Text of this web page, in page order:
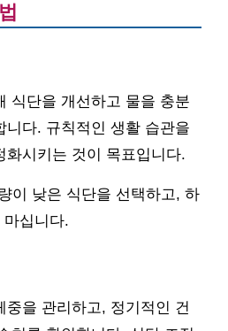
식단을 개선하고 물을 충분
니다. 규칙적인 생활 습관을
화시키는 것이 목표입니다.
이 낮은 식단을 선택하고, 하
십니다.
중을 관리하고, 정기적인 건